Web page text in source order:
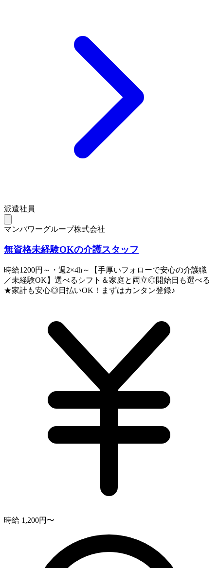
派遣社員
マンパワーグループ株式会社
無資格未経験OKの介護スタッフ
時給1200円～・週2×4h～【手厚いフォローで安心の介護職
／未経験OK】選べるシフト＆家庭と両立◎開始日も選べる
★家計も安心◎日払いOK！まずはカンタン登録♪
時給 1,200円〜